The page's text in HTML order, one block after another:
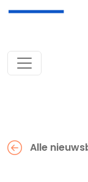
Alle